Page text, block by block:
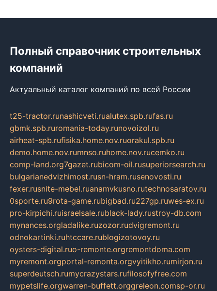
Полный справочник строительных
компаний
Актуальный каталог компаний по всей России
t25-tractor.runashicveti.rualutex.spb.rufas.ru
gbmk.spb.ruromania-today.runovoizol.ru
airheat-spb.rufisika.home.nov.ruorakul.spb.ru
demo.home.nov.rumnso.ruhome.nov.rucemko.ru
comp-land.org7gazet.rubicom-oil.rusuperiorsearch.ru
bulgarianedvizhimost.rusn-hram.rusenovosti.ru
fexer.rusnite-mebel.ruanamvkusno.rutechnosaratov.ru
0sporte.ru9rota-game.rubigbad.ru227gp.ruwes-ex.ru
pro-kirpichi.ruisraelsale.rublack-lady.rustroy-db.com
mynances.orgladalike.ruzozor.rudvigremont.ru
odnokartinki.ruhtccare.rublogizotovoy.ru
oysters-digital.ruo-remonte.orgremontdoma.com
myremont.orgportal-remonta.orgvyitikho.rumirjon.ru
superdeutsch.rumycrazystars.rufilosofyfree.com
mypetslife.orgwarren-buffett.orggreleon.comsp-or.ru